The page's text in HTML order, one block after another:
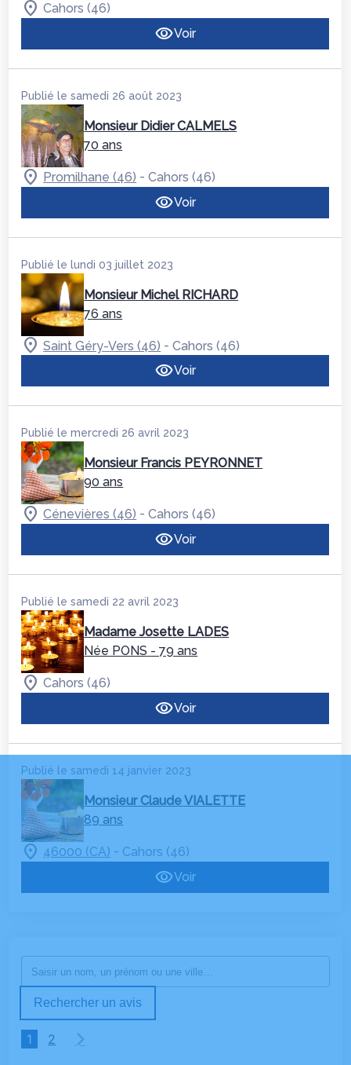
Cahors (46)
Voir
Publié le samedi 26 août 2023
Monsieur Didier CALMELS
70 ans
Promilhane (46) -Cahors (46)
Voir
Publié le lundi 03 juillet 2023
Monsieur Michel RICHARD
76 ans
Saint Géry-Vers (46) -Cahors (46)
Voir
Publié le mercredi 26 avril 2023
Monsieur Francis PEYRONNET
90 ans
Cénevières (46) -Cahors (46)
Voir
Publié le samedi 22 avril 2023
Madame Josette LADES
Née PONS - 79 ans
Cahors (46)
Voir
Publié le samedi 14 janvier 2023
Monsieur Claude VIALETTE
89 ans
46000 (CA) - Cahors (46)
Voir
Rechercher un avis
1 2